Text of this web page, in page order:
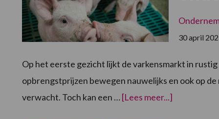
30 april
Op het eerste gezicht lijkt de varkensmarkt in
opbrengstprijzen bewegen nauwelijks en ook op
verwacht. Toch kan een … [Lees meer...]
stabiliteit